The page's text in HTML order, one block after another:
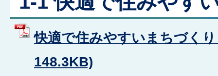
快適で住みやすいまちづく
148.3KB)